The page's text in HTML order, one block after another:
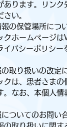
あります。リン
さい。
の保管場所につ
ホームページは
イバシーポリシ
取り扱いの改定
は、患者さまの
。なお、本個人情
ついてのお問い